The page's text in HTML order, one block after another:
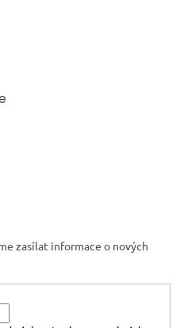
zasílat informace o nových